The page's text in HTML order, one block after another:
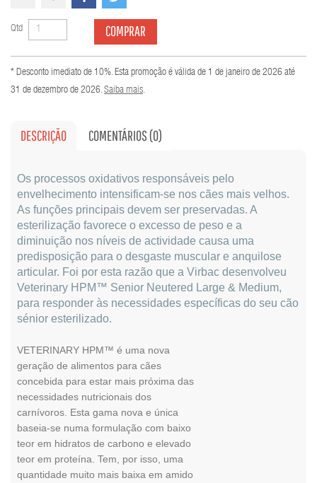
Qtd COMPRAR
* Desconto imediato de 10%. Esta promoção é válida de 1 de janeiro de 2026 até
31 de dezembro de 2026.Saiba mais.
DESCRIÇÃO COMENTÁRIOS (0)
Os processos oxidativos responsáveis pelo
envelhecimento intensificam-se nos cães mais velhos.
As funções principais devem ser preservadas. A
esterilização favorece o excesso de peso e a
diminuição nos níveis de actividade causa uma
predisposição para o desgaste muscular e anquilose
articular. Foi por esta razão que a Virbac desenvolveu
Veterinary HPM™ Senior Neutered Large & Medium,
para responder às necessidades específicas do seu cão
sénior esterilizado.
VETERINARY HPM™ é uma nova
geração de alimentos para cães
concebida para estar mais próxima das
necessidades nutricionais dos
carnívoros. Esta gama nova e única
baseia-se numa formulação com baixo
teor em hidratos de carbono e elevado
teor em proteína. Tem, por isso, uma
quantidade muito mais baixa em amido